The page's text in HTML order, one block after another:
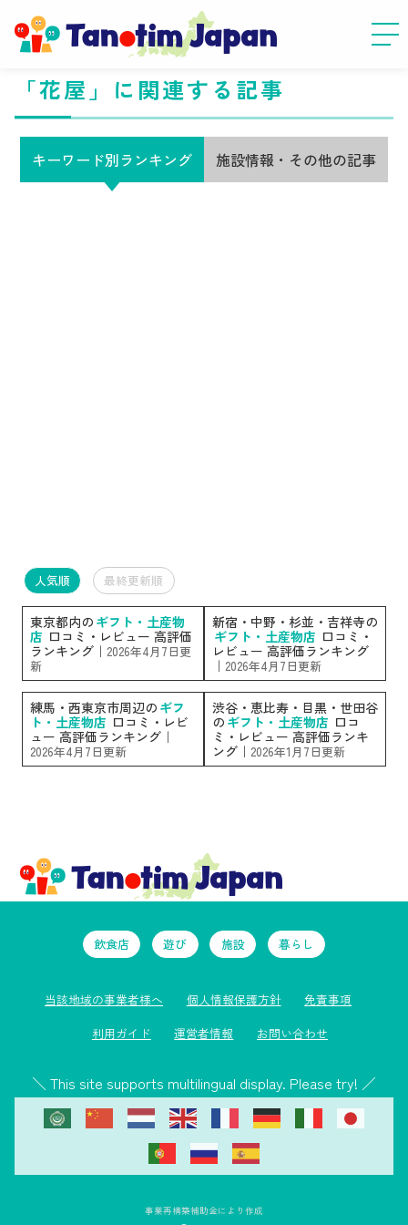
「花屋」に関連する記事
キーワード別ランキング 施設情報・その他の記事
人気順 最終更新順
東京都内の ギフト・土産物
店 口コミ・レビュー 高評価
ランキング｜ 2026年4月7日更
新
新宿・中野・杉並・吉祥寺の
ギフト・土産物店 口コミ・
レビュー 高評価ランキング
｜ 2026年4月7日更新
練馬・西東京市周辺の ギフ
ト・土産物店 口コミ・レビ
ュー 高評価ランキング｜
2026年4月7日更新
渋谷・恵比寿・目黒・世田谷
の ギフト・土産物店 口コ
ミ・レビュー 高評価ランキ
ング｜ 2026年1月7日更新
飲食店 遊び 施設 暮らし
当該地域の事業者様へ 個人情報保護方針
免責事項
利用ガイド
運営者情報 お問い合わせ
＼ This site supports multilingual display. Please try! ／
事業再構築補助金により作成